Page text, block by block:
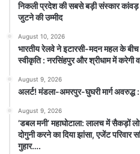
निकली प्रदेश की सबसे बड़ी संस्कार
जुटने की उम्मीद
August 10, 2026
भारतीय रेलवे ने इटारसी-मदन महल के
स्वीकृति : नरसिंहपुर और श्रीधाम में करेगी
August 9, 2026
अलर्ट! मंडला-अमरपुर-घुघरी मार्ग अवरुद्ध
August 9, 2026
​’डबल मनी’ महाघोटाला: लालच में सैकड़ों
दोगुनी करने का दिया झांसा, एजेंट परिवार
गुहार….